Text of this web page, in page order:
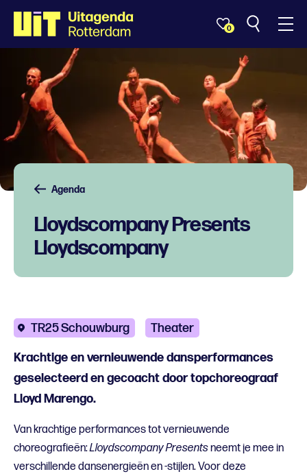
0
Agenda
Lloydscompany Presents
Lloydscompany
TR25 Schouwburg Theater
Krachtige en vernieuwende dansperformances
geselecteerd en gecoacht door topchoreograaf
Lloyd Marengo.
Van krachtige performances tot vernieuwende
choreografieën:Lloydscompany Presentsneemt je mee in
verschillende dansenergieën en -stijlen. Voor deze